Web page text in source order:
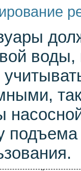
воды,
подъема